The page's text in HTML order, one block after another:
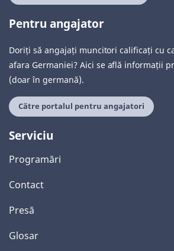
Pentru angajator
Doriți să angajați muncitori calificați cu
afara Germaniei? Aici se află informații
(doar în germană).
Către portalul pentru angajatori
Serviciu
Programări
Contact
Presă
Glosar